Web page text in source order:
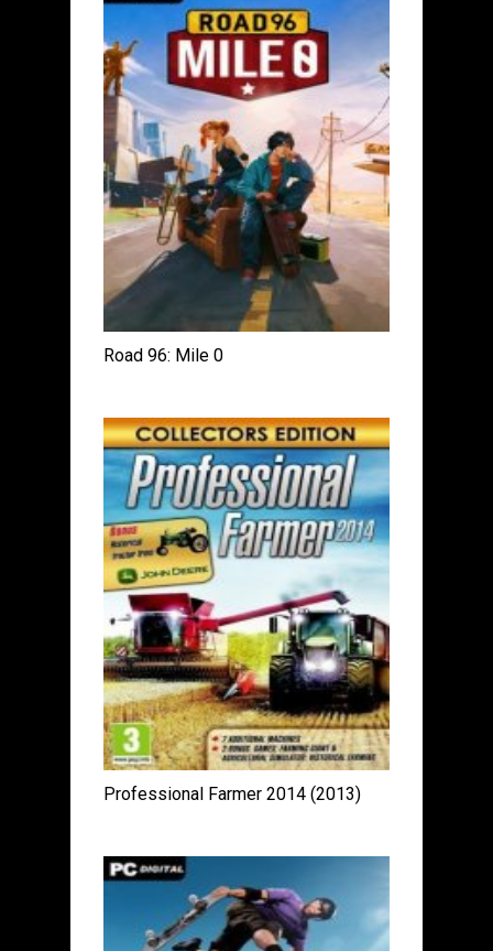
Road 96: Mile 0
Professional Farmer 2014 (2013)